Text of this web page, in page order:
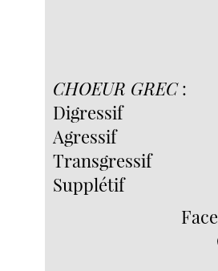
CHOEUR GREC:
Digressif
Agressif
Transgressif
Supplétif